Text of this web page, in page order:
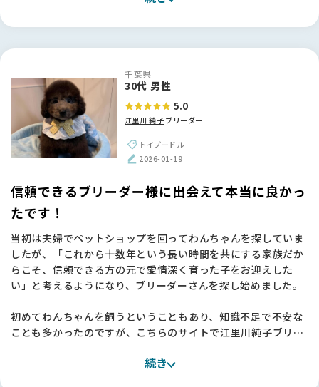
え後も里帰りをさせていただくなど、今でも繋がっていられる
のがとても心強いです。🐶
【BreederFamiliesへ】
今回お世話になったBreederFamiliesさんは、他のサイトとは
違う「誠実さ」を感じました。派手な宣伝ではなく、ブリーダ
ーさんの想いや飼育環境といった「正しい情報」を丁寧に発信
している姿勢に、命を扱う責任感を感じて信頼できました。
おかげで、江里川さんのような素晴らしいブリーダーさんに出
千葉県
30代 男性
5.0
江里川 純子 ブリーダー
トイプードル
2026-01-19
信頼できるブリーダー様に出会えて本当に良かっ
たです！
当初は夫婦でペットショップを回ってわんちゃんを探していま
したが、「これから十数年という長い時間を共にする家族だか
らこそ、信頼できる方の元で愛情深く育った子をお迎えした
い」と考えるようになり、ブリーダーさんを探し始めました。
初めてわんちゃんを飼うということもあり、知識不足で不安な
ことも多かったのですが、こちらのサイトで江里川純子ブリー
続き